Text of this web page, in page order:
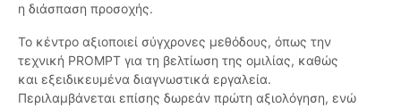
η διάσπαση προσοχής.
Το κέντρο αξιοποιεί σύγχρονες μεθόδους, όπως την
τεχνική PROMPT για τη βελτίωση της ομιλίας, καθώς
και εξειδικευμένα διαγνωστικά εργαλεία.
Περιλαμβάνεται επίσης δωρεάν πρώτη αξιολόγηση, ενώ